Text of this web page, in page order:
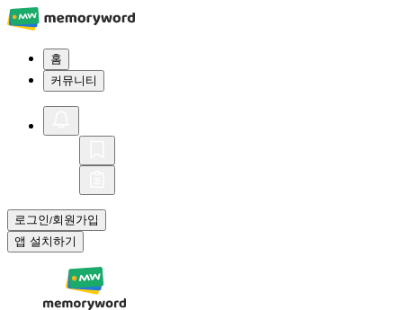
홈
커뮤니티
로그인/회원가입
앱 설치하기